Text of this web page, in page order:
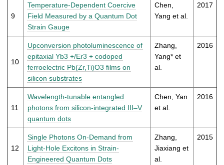
9
Temperature-Dependent Coercive
Field Measured by a Quantum Dot
Strain Gauge
Chen,
Yang et al.
2017
10
Upconversion photoluminescence of
epitaxial Yb3 +/Er3 + codoped
ferroelectric Pb(Zr,Ti)O3 films on
silicon substrates
Zhang,
Yang* et
al.
2016
11
Wavelength-tunable entangled
photons from silicon-integrated III–V
quantum dots
Chen, Yan
et al.
2016
12
Single Photons On-Demand from
Light-Hole Excitons in Strain-
Engineered Quantum Dots
Zhang,
Jiaxiang et
al.
2015